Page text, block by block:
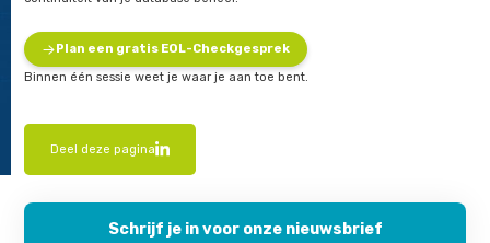
Resultaten die tellen